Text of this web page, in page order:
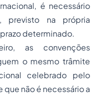
é necessário
previsto na própria
determinado.
as convenções
o mesmo trâmite
celebrado pelo
não é necessário a